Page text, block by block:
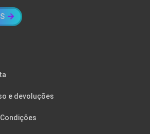
e devoluções